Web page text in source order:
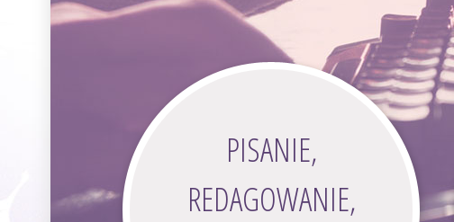
PISANIE,
REDAGOWANIE,